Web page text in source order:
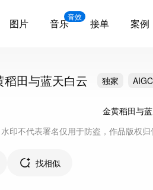
图片
音效
音乐 接单 案例
稻田与蓝天白云 独家 AIGC
印不代表署名仅用于防盗，作品版权归
找相似